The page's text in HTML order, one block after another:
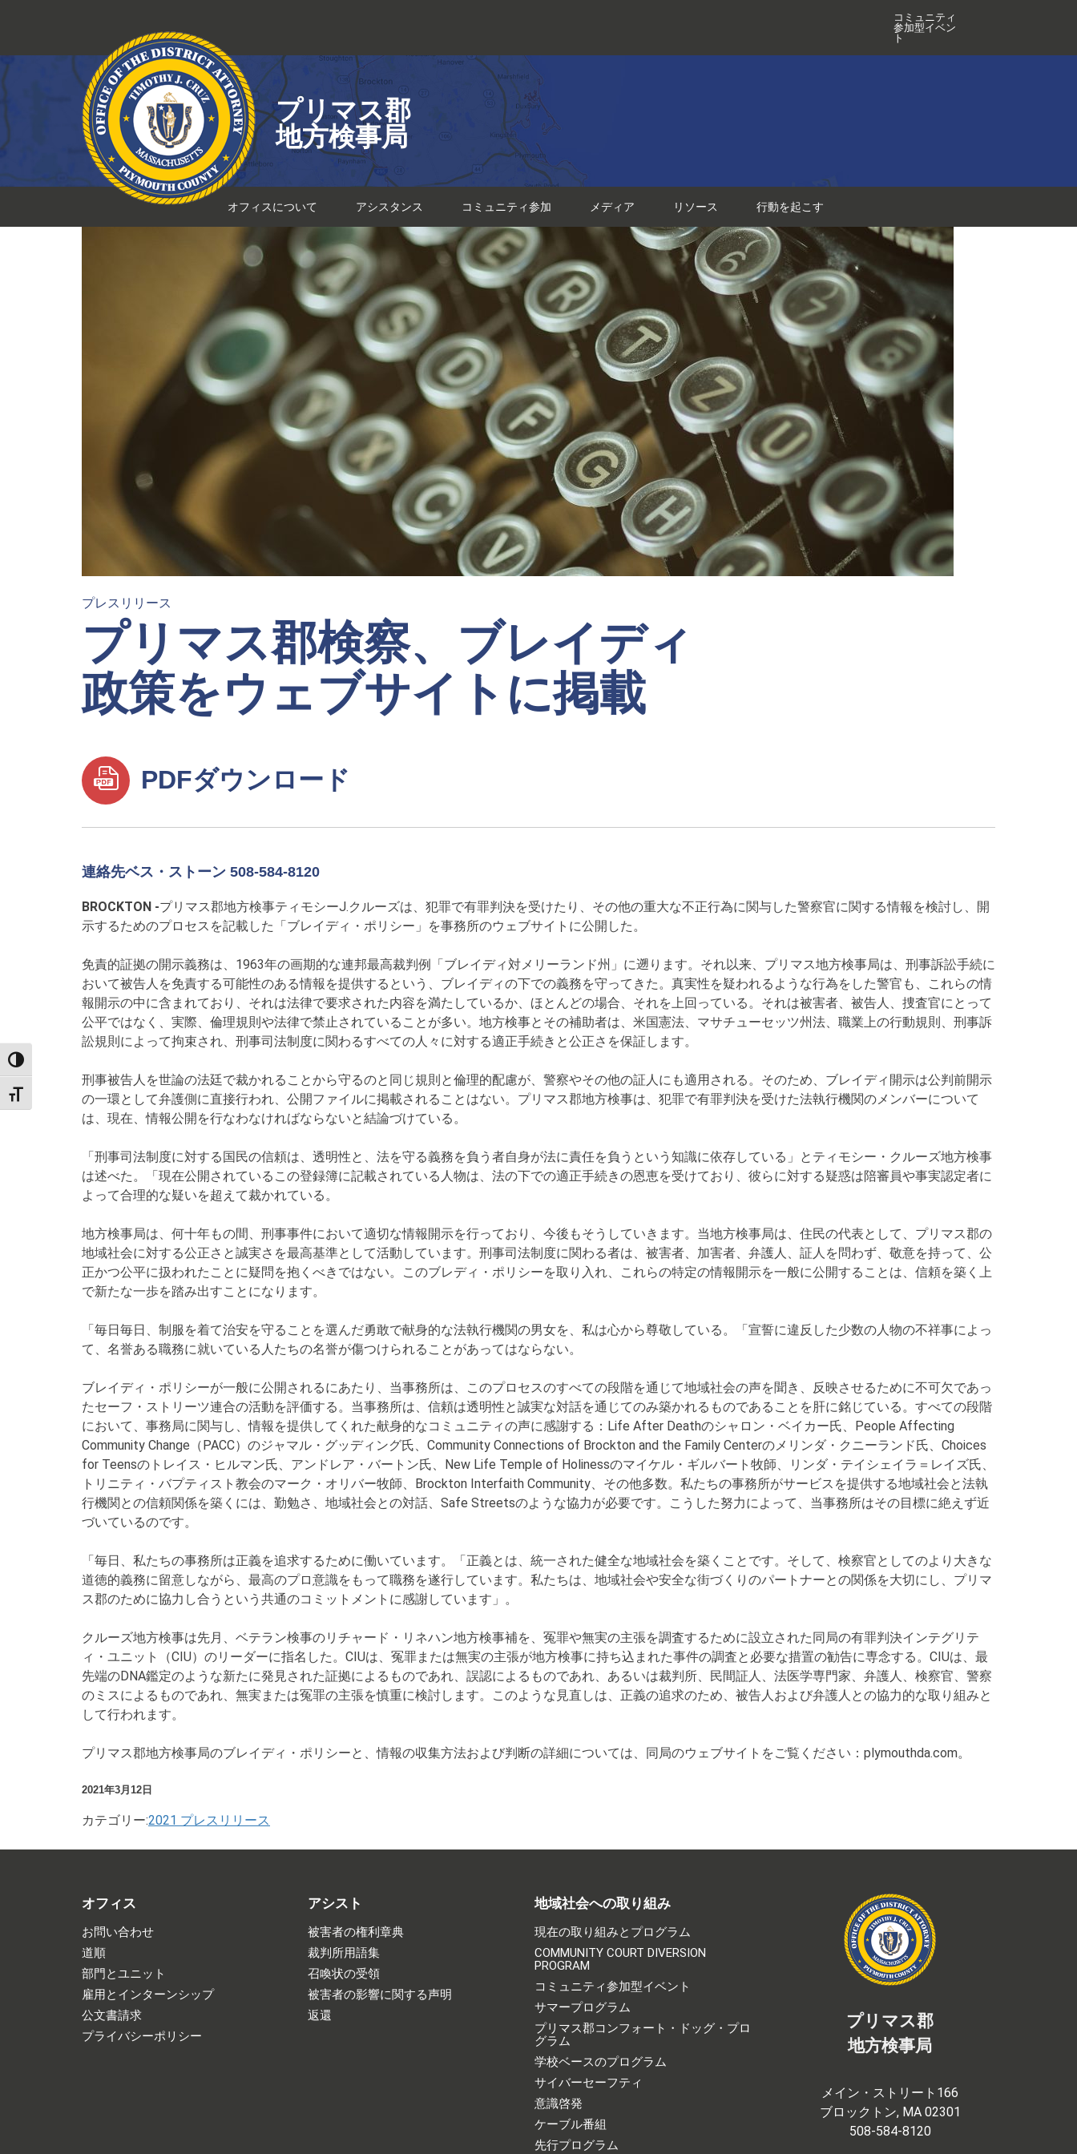
TOGGLE HIGH CONTRAST
TOGGLE FONT SIZE
ン
ツ
ス
キ
コミュニティ
参加型イベン
ト
プリマス郡
地方検事局
オフィスについて アシスタンス コミュニティ参加 メディア リソース 行動を起こす
プレスリリース
プリマス郡検察、ブレイディ
政策をウェブサイトに掲載
PDFダウンロード
連絡先ベス・ストーン 508-584-8120
BROCKTON -プリマス郡地方検事ティモシーJ.クルーズは、犯罪で有罪判決を受けたり、その他の重大な不正行為に関与した警察官に関する情報を検討し、開
示するためのプロセスを記載した「ブレイディ・ポリシー」を事務所のウェブサイトに公開した。
免責的証拠の開示義務は、1963年の画期的な連邦最高裁判例「ブレイディ対メリーランド州」に遡ります。それ以来、プリマス地方検事局は、刑事訴訟手続に
おいて被告人を免責する可能性のある情報を提供するという、ブレイディの下での義務を守ってきた。真実性を疑われるような行為をした警官も、これらの情
報開示の中に含まれており、それは法律で要求された内容を満たしているか、ほとんどの場合、それを上回っている。それは被害者、被告人、捜査官にとって
公平ではなく、実際、倫理規則や法律で禁止されていることが多い。地方検事とその補助者は、米国憲法、マサチューセッツ州法、職業上の行動規則、刑事訴
訟規則によって拘束され、刑事司法制度に関わるすべての人々に対する適正手続きと公正さを保証します。
刑事被告人を世論の法廷で裁かれることから守るのと同じ規則と倫理的配慮が、警察やその他の証人にも適用される。そのため、ブレイディ開示は公判前開示
の一環として弁護側に直接行われ、公開ファイルに掲載されることはない。プリマス郡地方検事は、犯罪で有罪判決を受けた法執行機関のメンバーについて
は、現在、情報公開を行なわなければならないと結論づけている。
「刑事司法制度に対する国民の信頼は、透明性と、法を守る義務を負う者自身が法に責任を負うという知識に依存している」とティモシー・クルーズ地方検事
は述べた。「現在公開されているこの登録簿に記載されている人物は、法の下での適正手続きの恩恵を受けており、彼らに対する疑惑は陪審員や事実認定者に
よって合理的な疑いを超えて裁かれている。
地方検事局は、何十年もの間、刑事事件において適切な情報開示を行っており、今後もそうしていきます。当地方検事局は、住民の代表として、プリマス郡の
地域社会に対する公正さと誠実さを最高基準として活動しています。刑事司法制度に関わる者は、被害者、加害者、弁護人、証人を問わず、敬意を持って、公
正かつ公平に扱われたことに疑問を抱くべきではない。このブレディ・ポリシーを取り入れ、これらの特定の情報開示を一般に公開することは、信頼を築く上
で新たな一歩を踏み出すことになります。
「毎日毎日、制服を着て治安を守ることを選んだ勇敢で献身的な法執行機関の男女を、私は心から尊敬している。「宣誓に違反した少数の人物の不祥事によっ
て、名誉ある職務に就いている人たちの名誉が傷つけられることがあってはならない。
ブレイディ・ポリシーが一般に公開されるにあたり、当事務所は、このプロセスのすべての段階を通じて地域社会の声を聞き、反映させるために不可欠であっ
たセーフ・ストリーツ連合の活動を評価する。当事務所は、信頼は透明性と誠実な対話を通じてのみ築かれるものであることを肝に銘じている。すべての段階
において、事務局に関与し、情報を提供してくれた献身的なコミュニティの声に感謝する：Life After Deathのシャロン・ベイカー氏、People Affecting
Community Change（PACC）のジャマル・グッディング氏、Community Connections of Brockton and the Family Centerのメリンダ・クニーランド氏、Choices
for Teensのトレイス・ヒルマン氏、アンドレア・バートン氏、New Life Temple of Holinessのマイケル・ギルバート牧師、リンダ・テイシェイラ＝レイズ氏、
トリニティ・バプティスト教会のマーク・オリバー牧師、Brockton Interfaith Community、その他多数。私たちの事務所がサービスを提供する地域社会と法執
行機関との信頼関係を築くには、勤勉さ、地域社会との対話、Safe Streetsのような協力が必要です。こうした努力によって、当事務所はその目標に絶えず近
づいているのです。
「毎日、私たちの事務所は正義を追求するために働いています。「正義とは、統一された健全な地域社会を築くことです。そして、検察官としてのより大きな
道徳的義務に留意しながら、最高のプロ意識をもって職務を遂行しています。私たちは、地域社会や安全な街づくりのパートナーとの関係を大切にし、プリマ
ス郡のために協力し合うという共通のコミットメントに感謝しています」。
クルーズ地方検事は先月、ベテラン検事のリチャード・リネハン地方検事補を、冤罪や無実の主張を調査するために設立された同局の有罪判決インテグリテ
ィ・ユニット（CIU）のリーダーに指名した。CIUは、冤罪または無実の主張が地方検事に持ち込まれた事件の調査と必要な措置の勧告に専念する。CIUは、最
先端のDNA鑑定のような新たに発見された証拠によるものであれ、誤認によるものであれ、あるいは裁判所、民間証人、法医学専門家、弁護人、検察官、警察
のミスによるものであれ、無実または冤罪の主張を慎重に検討します。このような見直しは、正義の追求のため、被告人および弁護人との協力的な取り組みと
して行われます。
プリマス郡地方検事局のブレイディ・ポリシーと、情報の収集方法および判断の詳細については、同局のウェブサイトをご覧ください：plymouthda.com。
2021年3月12日
カテゴリー:2021 プレスリリース
オフィス
お問い合わせ
道順
部門とユニット
雇用とインターンシップ
公文書請求
プライバシーポリシー
アシスト
被害者の権利章典
裁判所用語集
召喚状の受領
被害者の影響に関する声明
返還
地域社会への取り組み
現在の取り組みとプログラム
COMMUNITY COURT DIVERSION
PROGRAM
コミュニティ参加型イベント
サマープログラム
プリマス郡コンフォート・ドッグ・プロ
グラム
学校ベースのプログラム
サイバーセーフティ
意識啓発
ケーブル番組
先行プログラム
プリマス郡
地方検事局
メイン・ストリート166
ブロックトン, MA 02301
508-584-8120